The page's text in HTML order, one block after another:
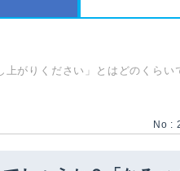
がりください」とはどのくらい
No :